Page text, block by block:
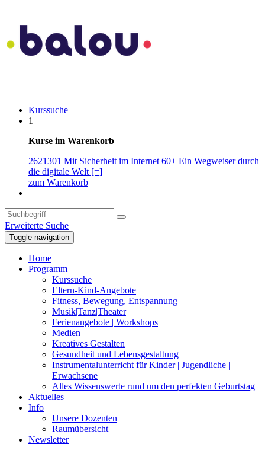
Kurssuche
1
Kurse im Warenkorb
2621301 Mit Sicherheit im Internet 60+ Ein Wegweiser durch
die digitale Welt [=]
zum Warenkorb
Erweiterte Suche
Toggle navigation
Home
Programm
Kurssuche
Eltern-Kind-Angebote
Fitness, Bewegung, Entspannung
Musik|Tanz|Theater
Ferienangebote | Workshops
Medien
Kreatives Gestalten
Gesundheit und Lebensgestaltung
Instrumentalunterricht für Kinder | Jugendliche |
Erwachsene
Alles Wissenswerte rund um den perfekten Geburtstag
Aktuelles
Info
Unsere Dozenten
Raumübersicht
Newsletter